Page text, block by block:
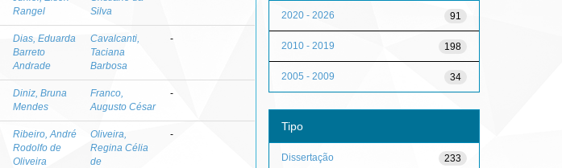
Rangel
Silva
Dias, Eduarda
Barreto
Andrade
Cavalcanti,
Taciana
Barbosa
-
Diniz, Bruna
Mendes
Franco,
Augusto César
-
Ribeiro, André
Rodolfo de
Oliveira
Oliveira,
Regina Célia
de
-
91
2020 - 2026
198
2010 - 2019
34
2005 - 2009
Tipo
233
Dissertação